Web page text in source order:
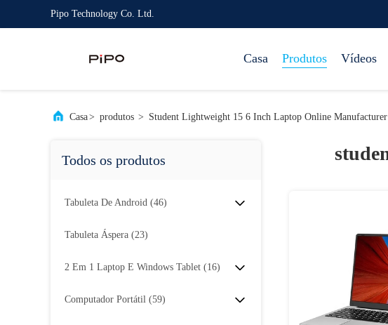
Pipo Technology Co. Ltd.
Casa Produtos Vídeos
Casa> produtos > Student Lightweight 15 6 Inch Laptop Online Manufacturer
Todos os produtos
Tabuleta De Android (46)
Tabuleta Áspera (23)
2 Em 1 Laptop E Windows Tablet (16)
Computador Portátil (59)